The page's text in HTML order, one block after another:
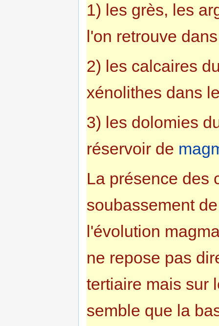
1) les grès, les
l'on retrouve
2) les calcaires
xénolithes dans
3) les dolomies
réservoir de
La présence des
soubassement
l'évolution
ne repose pas
tertiaire mais sur
semble que la